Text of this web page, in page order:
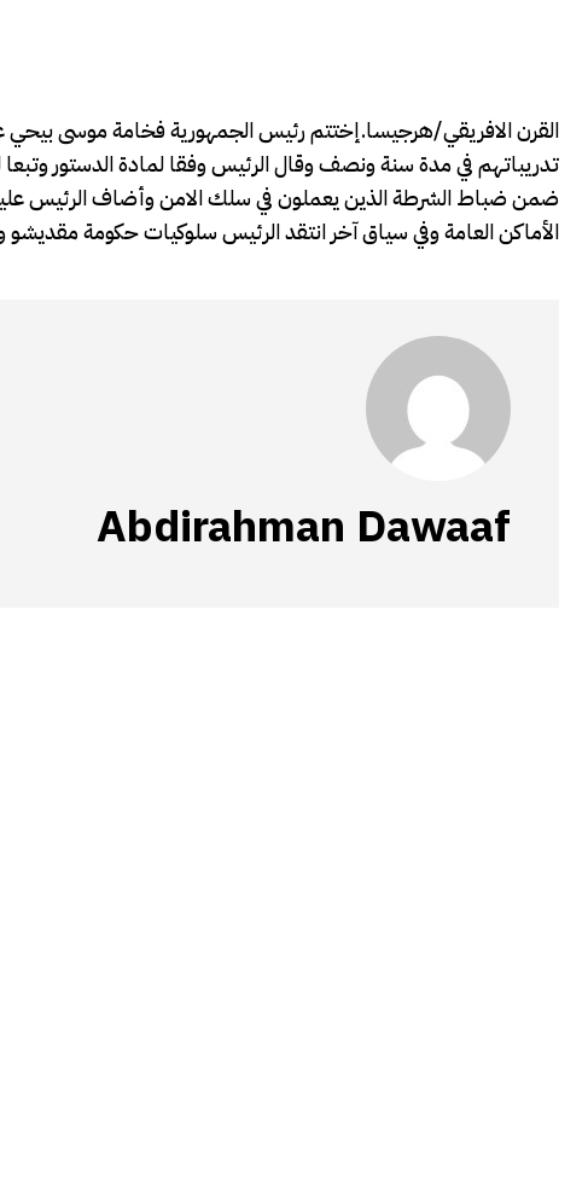
تدريباتهم في مدة سنة ونصف وقال الرئيس وفقا لمادة الدستور
ضمن ضباط الشرطة الذين يعملون في سلك الامن وأضاف الرئيس
الأماكن العامة وفي سياق آخر انتقد الرئيس سلوكيات حكومة مقديشو
Abdirahman Dawaaf